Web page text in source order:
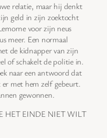
relatie, maar hij denkt
geld in zijn zoektocht
voor zijn neus
meer. Een normaal
de kidnapper van zijn
of schakelt de politie in.
naar een antwoord dat
met hem zelf gebeurt.
gewonnen.
HET EINDE NIET WILT